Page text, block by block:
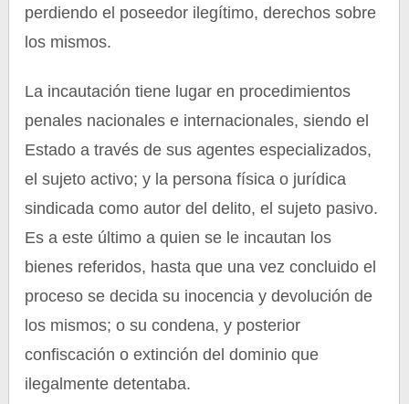
perdiendo el poseedor ilegítimo, derechos sobre
los mismos.
La incautación tiene lugar en procedimientos
penales nacionales e internacionales, siendo el
Estado a través de sus agentes especializados,
el sujeto activo; y la persona física o jurídica
sindicada como autor del delito, el sujeto pasivo.
Es a este último a quien se le incautan los
bienes referidos, hasta que una vez concluido el
proceso se decida su inocencia y devolución de
los mismos; o su condena, y posterior
confiscación o extinción del dominio que
ilegalmente detentaba.